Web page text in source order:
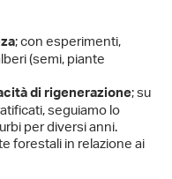
; con esperimenti,
(semi, piante
di rigenerazione; su
seguiamo lo
per diversi anni.
forestali in relazione ai